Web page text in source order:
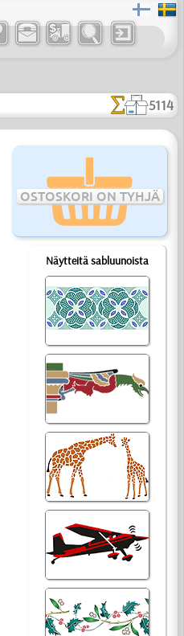
5114
OSTOSKORI ON TYHJÄ
Näytteitä sabluunoista